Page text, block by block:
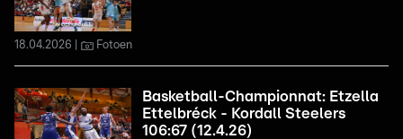
18.04.2026 Fotoen
Basketball-Championnat: Etzella
Ettelbréck - Kordall Steelers
106:67 (12.4.26)